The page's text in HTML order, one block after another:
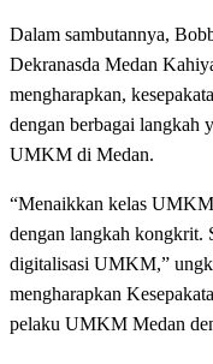
Dalam sambutannya,
Dekranasda Medan
mengharapkan,
dengan berbagai langkah
UMKM di Medan.
“Menaikkan kelas
dengan langkah kongkrit.
digitalisasi UMKM,”
mengharapkan
pelaku UMKM Medan